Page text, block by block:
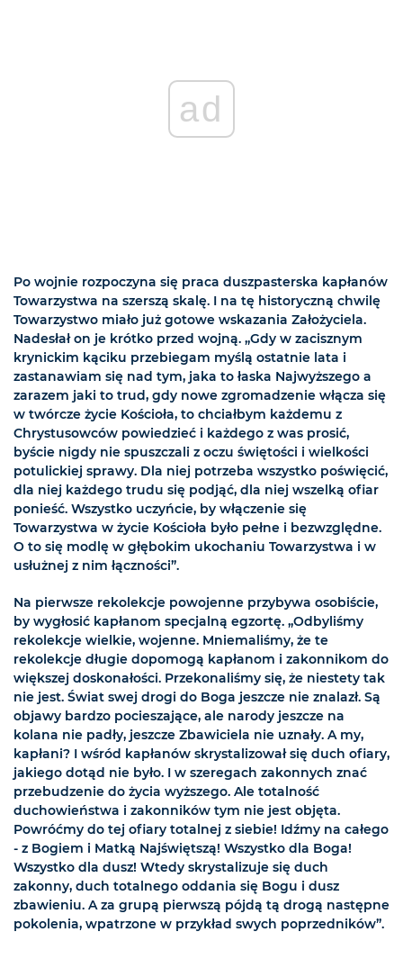
ad
Po wojnie rozpoczyna się praca duszpasterska kapłanów
Towarzystwa na szerszą skalę. I na tę historyczną chwilę
Towarzystwo miało już gotowe wskazania Założyciela.
Nadesłał on je krótko przed wojną. „Gdy w zacisznym
krynickim kąciku przebiegam myślą ostatnie lata i
zastanawiam się nad tym, jaka to łaska Najwyższego a
zarazem jaki to trud, gdy nowe zgromadzenie włącza się
w twórcze życie Kościoła, to chciałbym każdemu z
Chrystusowców powiedzieć i każdego z was prosić,
byście nigdy nie spuszczali z oczu świętości i wielkości
potulickiej sprawy. Dla niej potrzeba wszystko poświęcić,
dla niej każdego trudu się podjąć, dla niej wszelką ofiar
ponieść. Wszystko uczyńcie, by włączenie się
Towarzystwa w życie Kościoła było pełne i bezwzględne.
O to się modlę w głębokim ukochaniu Towarzystwa i w
usłużnej z nim łączności”.
Na pierwsze rekolekcje powojenne przybywa osobiście,
by wygłosić kapłanom specjalną egzortę. „Odbyliśmy
rekolekcje wielkie, wojenne. Mniemaliśmy, że te
rekolekcje długie dopomogą kapłanom i zakonnikom do
większej doskonałości. Przekonaliśmy się, że niestety tak
nie jest. Świat swej drogi do Boga jeszcze nie znalazł. Są
objawy bardzo pocieszające, ale narody jeszcze na
kolana nie padły, jeszcze Zbawiciela nie uznały. A my,
kapłani? I wśród kapłanów skrystalizował się duch ofiary,
jakiego dotąd nie było. I w szeregach zakonnych znać
przebudzenie do życia wyższego. Ale totalność
duchowieństwa i zakonników tym nie jest objęta.
Powróćmy do tej ofiary totalnej z siebie! Idźmy na całego
- z Bogiem i Matką Najświętszą! Wszystko dla Boga!
Wszystko dla dusz! Wtedy skrystalizuje się duch
zakonny, duch totalnego oddania się Bogu i dusz
zbawieniu. A za grupą pierwszą pójdą tą drogą następne
pokolenia, wpatrzone w przykład swych poprzedników”.